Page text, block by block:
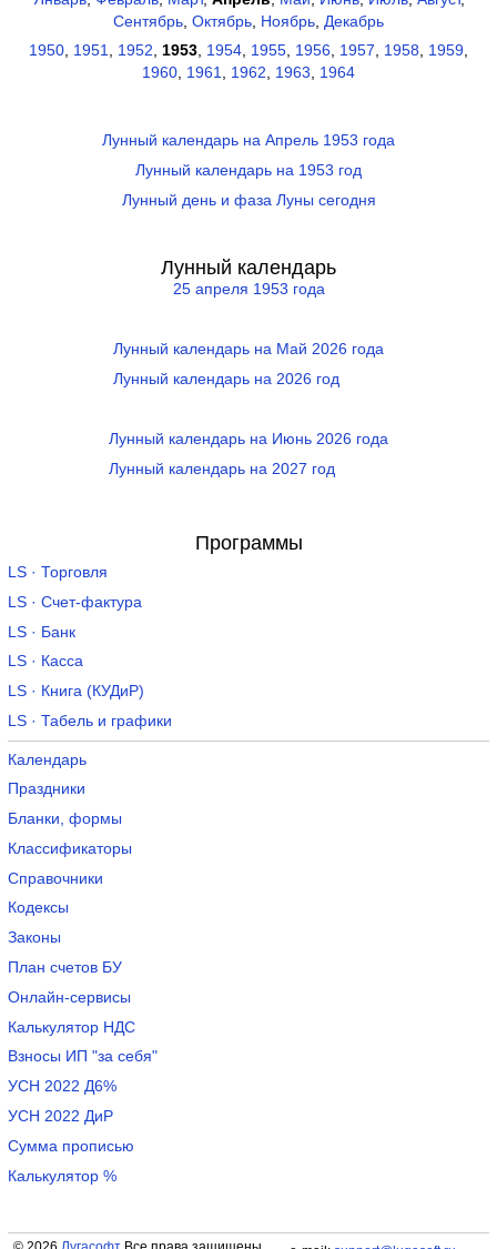
Сентябрь Октябрь Ноябрь Декабрь
1950, 1951, 1952, 1953, 1954, 1955, 1956, 1957, 1958, 1959,
1960, 1961, 1962, 1963, 1964
Лунный календарь на Апрель 1953 года
Лунный календарь на 1953 год
Лунный день и фаза Луны сегодня
Лунный календарь
25 апреля 1953 года
Лунный календарь на Май 2026 года
Лунный календарь на 2026 год
Лунный календарь на Июнь 2026 года
Лунный календарь на 2027 год
Программы
LS · Торговля
LS · Счет-фактура
LS · Банк
LS · Касса
LS · Книга (КУДиР)
LS · Табель и графики
Календарь
Праздники
Бланки, формы
Классификаторы
Справочники
Кодексы
Законы
План счетов БУ
Онлайн-сервисы
Калькулятор НДС
Взносы ИП "за себя"
УСН 2022 Д6%
УСН 2022 ДиР
Сумма прописью
Калькулятор %